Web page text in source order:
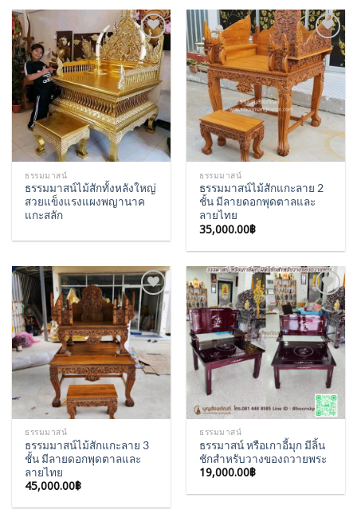
Add to
Wishlist
ธรรมมาสน์
ธรรมมาสน์ไม้สักทั้งหลังใหญ่
สวยแข็งแรงแผงพญานาค
แกะสลัก
Add to
Wishlist
ธรรมมาสน์
ธรรมมาสน์ไม้สักแกะลาย 2
ชั้น มีลายดอกพุดตาลและ
ลายไทย
35,000.00฿
Add to
Wishlist
ธรรมมาสน์
ธรรมมาสน์ไม้สักแกะลาย 3
ชั้น มีลายดอกพุดตาลและ
ลายไทย
45,000.00฿
Add to
Wishlist
ธรรมมาสน์
ธรรมาสน์ หรือเกาอี้มุก มีลิ้น
ชักสำหรับวางของถวายพระ
19,000.00฿